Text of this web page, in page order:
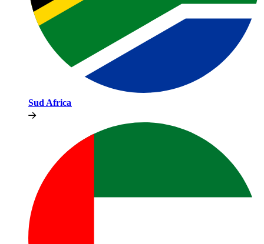
Sud Africa​​